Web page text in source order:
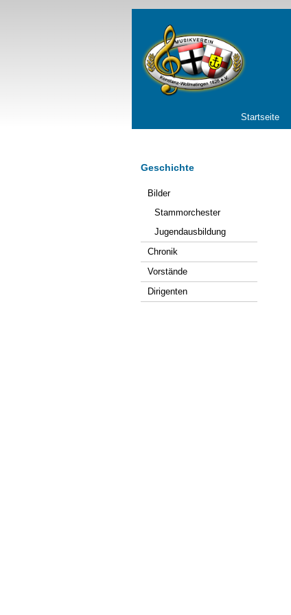
Startseite
Geschichte
Navigation
Bilder
Stammorchester
Jugendausbildung
Chronik
Vorstände
Dirigenten